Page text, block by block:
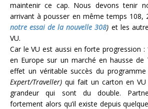
maintenir ce cap. Nous devons tenir
arrivant à pousser en même temps 108,
notre essai de la nouvelle 308) et les
VU.
Car le VU est aussi en forte progression :
en Europe sur un marché en hausse de
effet un véritable succès du
Expert/Traveller) qui fait un carton en
grandeur qui sont du double.
fortement alors qu’il existe depuis